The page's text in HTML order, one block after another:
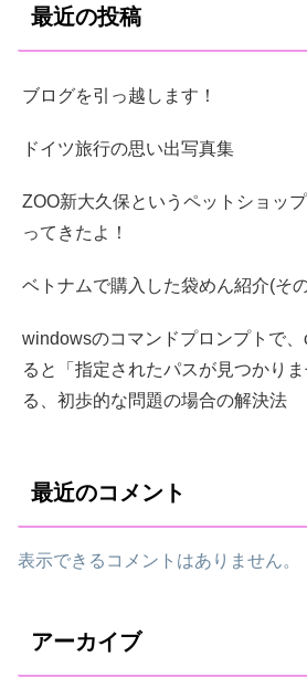
最近の投稿
ブログを引っ越します！
ドイツ旅行の思い出写真集
ZOO新大久保というペットショッ
ってきたよ！
ベトナムで購入した袋めん紹介(そ
windowsのコマンドプロンプトで
ると「指定されたパスが見つかり
る、初歩的な問題の場合の解決法
最近のコメント
表示できるコメントはありません。
アーカイブ